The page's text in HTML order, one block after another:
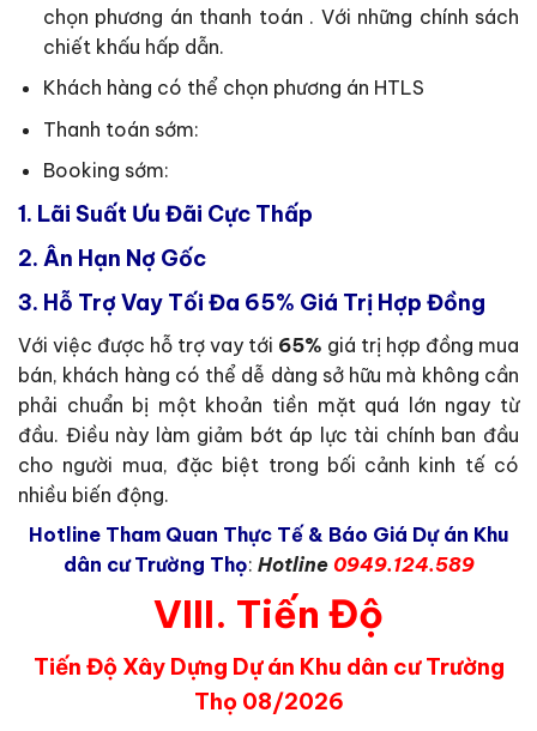
chọn phương án thanh toán . Với những chính sách
chiết khấu hấp dẫn.
Khách hàng có thể chọn phương án HTLS
Thanh toán sớm:
Booking sớm:
1. Lãi Suất Ưu Đãi Cực Thấp
2. Ân Hạn Nợ Gốc
3. Hỗ Trợ Vay Tối Đa 65% Giá Trị Hợp Đồng
Với việc được hỗ trợ vay tới 65% giá trị hợp đồng mua
bán, khách hàng có thể dễ dàng sở hữu mà không cần
phải chuẩn bị một khoản tiền mặt quá lớn ngay từ
đầu. Điều này làm giảm bớt áp lực tài chính ban đầu
cho người mua, đặc biệt trong bối cảnh kinh tế có
nhiều biến động.
Hotline Tham Quan Thực Tế & Báo Giá Dự án Khu
dân cư Trường Thọ: Hotline 0949.124.589
VIII. Tiến Độ
Tiến Độ Xây Dựng Dự án Khu dân cư Trường
Thọ 08/2026